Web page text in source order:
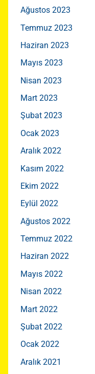
Ağustos 2023
Temmuz 2023
Haziran 2023
Mayıs 2023
Nisan 2023
Mart 2023
Şubat 2023
Ocak 2023
Aralık 2022
Kasım 2022
Ekim 2022
Eylül 2022
Ağustos 2022
Temmuz 2022
Haziran 2022
Mayıs 2022
Nisan 2022
Mart 2022
Şubat 2022
Ocak 2022
Aralık 2021